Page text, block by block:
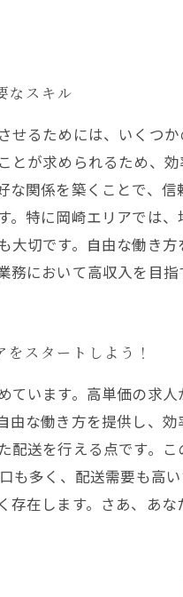
なスキル
せるためには、いくつ
とが求められるため、
な関係を築くことで、
特に岡崎エリアでは
大切です。自由な働き
において高収入を目指
スタートしよう！
ています。高単価の求
由な働き方を提供し、
配送を行える点です。
も多く、配送需要も高
存在します。さあ、あ